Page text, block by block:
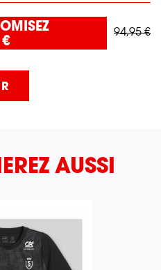
94,95 €
AUSSI